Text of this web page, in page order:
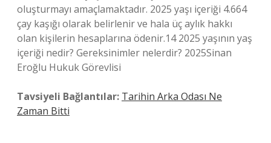
oluşturmayı amaçlamaktadır. 2025 yaşı içeriği 4.664
çay kaşığı olarak belirlenir ve hala üç aylık hakkı
olan kişilerin hesaplarına ödenir.14 2025 yaşının yaş
içeriği nedir? Gereksinimler nelerdir? 2025Sinan
Eroğlu Hukuk Görevlisi
Tavsiyeli Bağlantılar: Tarihin Arka Odası Ne
Zaman Bitti